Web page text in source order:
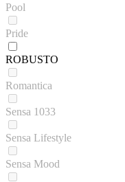
Pool
Pride
ROBUSTO
Romantica
Sensa 1033
Sensa Lifestyle
Sensa Mood